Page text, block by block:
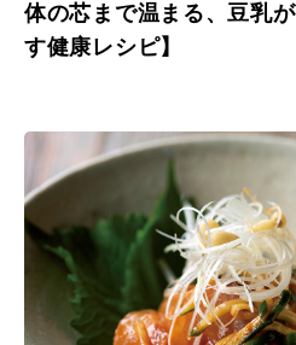
体の芯まで温まる、豆乳
す健康レシピ】